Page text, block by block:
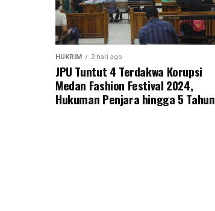
HUKRIM 2 hari ago
JPU Tuntut 4 Terdakwa Korupsi
Medan Fashion Festival 2024,
Hukuman Penjara hingga 5 Tahun